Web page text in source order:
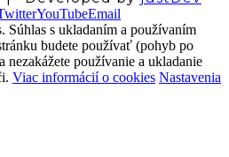
YouTubeEmail
Súhlas s ukladaním a používaním
budete používať (pohyb po
nezakážete používanie a ukladanie
Viac informácií o cookies Nastavenia